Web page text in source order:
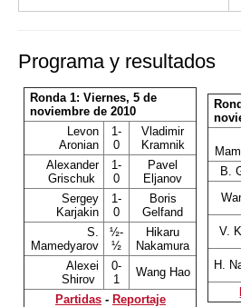
Programa y resultados
Ronda 1: Viernes, 5 de
noviembre de 2010
Levon
Aronian
1-
0
Vladimir
Kramnik
Alexander
Grischuk
1-
0
Pavel
Eljanov
Sergey
Karjakin
1-
0
Boris
Gelfand
S.
Mamedyarov
½-
½
Hikaru
Nakamura
Alexei
Shirov
0-
1
Wang Hao
Partidas- Reportaje
B.
V.
H.